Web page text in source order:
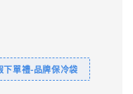
下單禮-品牌保冷袋